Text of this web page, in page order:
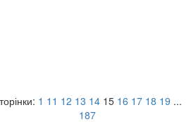
1 11 12 13 14 15 16 17 18 19 ...
187